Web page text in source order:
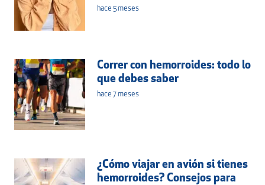
hace 5 meses
Correr con hemorroides: todo lo
que debes saber
hace 7 meses
¿Cómo viajar en avión si tienes
hemorroides? Consejos para